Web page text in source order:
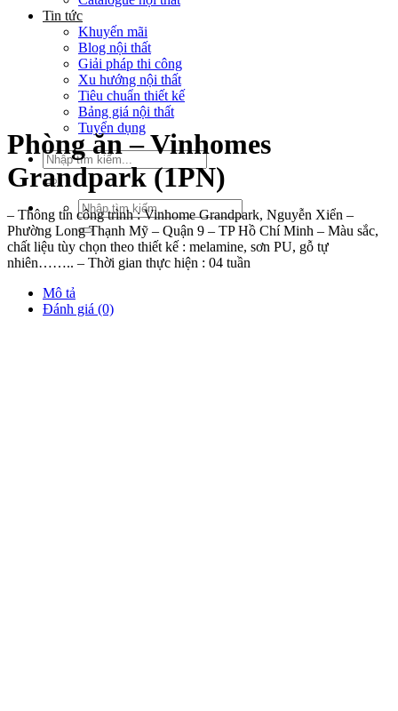
Tin tức
Khuyến mãi
Blog nội thất
Giải pháp thi công
Xu hướng nội thất
Tiêu chuẩn thiết kế
Bảng giá nội thất
Tuyển dụng
Tìm
kiếm:
Tìm
kiếm:
Phòng ăn – Vinhomes
Grandpark (1PN)
– Thông tin công trình : Vinhome Grandpark, Nguyễn Xiển –
Phường Long Thạnh Mỹ – Quận 9 – TP Hồ Chí Minh – Màu sắc,
chất liệu tùy chọn theo thiết kế : melamine, sơn PU, gỗ tự
nhiên…….. – Thời gian thực hiện : 04 tuần
Mô tả
Đánh giá (0)